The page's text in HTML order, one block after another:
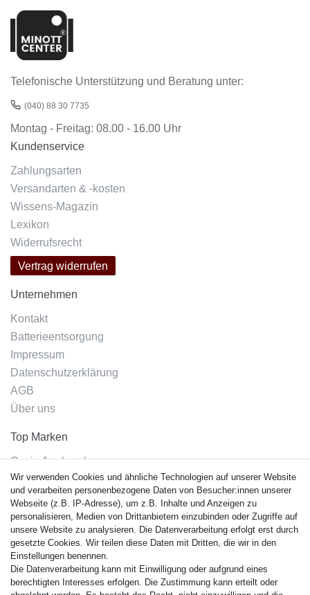
Telefonische Unterstützung und Beratung unter:
(040) 88 30 7735
Montag - Freitag: 08.00 - 16.00 Uhr
Kundenservice
Zahlungsarten
Versandarten & -kosten
Wissens-Magazin
Lexikon
Widerrufsrecht
Vertrag widerrufen
Unternehmen
Kontakt
Batterieentsorgung
Impressum
Datenschutzerklärung
AGB
Über uns
Top Marken
Casio Armband
Festina Armband
Citizen Armband
M. Lacroix Armband
J. Lemans Armband
Uhrenarmbänder - Alle
Sicherheit
Wir verwenden Cookies und ähnliche Technologien auf unserer Website
und verarbeiten personenbezogene Daten von Besucher:innen unserer
Webseite (z.B. IP-Adresse), um z.B. Inhalte und Anzeigen zu
personalisieren, Medien von Drittanbietern einzubinden oder Zugriffe auf
unsere Website zu analysieren. Die Datenverarbeitung erfolgt erst durch
gesetzte Cookies. Wir teilen diese Daten mit Dritten, die wir in den
Einstellungen benennen.
Die Datenverarbeitung kann mit Einwilligung oder aufgrund eines
berechtigten Interesses erfolgen. Die Zustimmung kann erteilt oder